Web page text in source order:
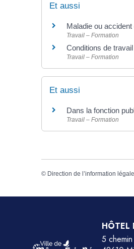
Et aussi
Maladie ou
Travail – Formation
Conditions de
Travail – Formation
Et aussi
Dans la fonction
Travail – Formation
© Direction de l’information
HÔTEL
5